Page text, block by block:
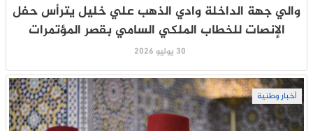
والي جهة الداخلة وادي الذهب علي خليل يترأس حفل
الإنصات للخطاب الملكي السامي بقصر المؤتمرات
30 يوليو 2026
أخبار وطنية